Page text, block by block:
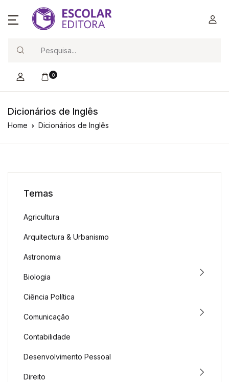
0
Dicionários de Inglês
Home Dicionários de Inglês
Temas
Agricultura
Arquitectura & Urbanismo
Astronomia
Biologia
Ciência Política
Comunicação
Contabilidade
Desenvolvimento Pessoal
Direito